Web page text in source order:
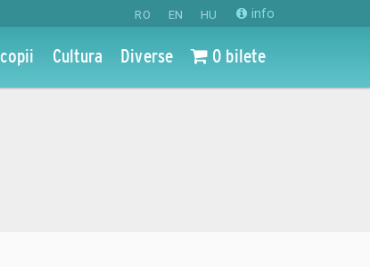
RO EN HU info
Cultura Diverse 0 bilete